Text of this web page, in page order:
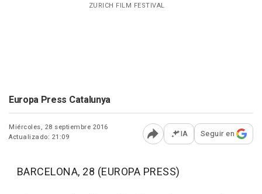
ZURICH FILM FESTIVAL
Europa Press Catalunya
Miércoles, 28 septiembre 2016
Actualizado: 21:09
Abrir opciones para
IA Seguir en
BARCELONA, 28 (EUROPA PRESS)